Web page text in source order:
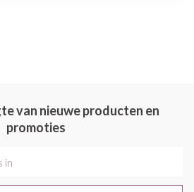
van nieuwe producten en
promoties